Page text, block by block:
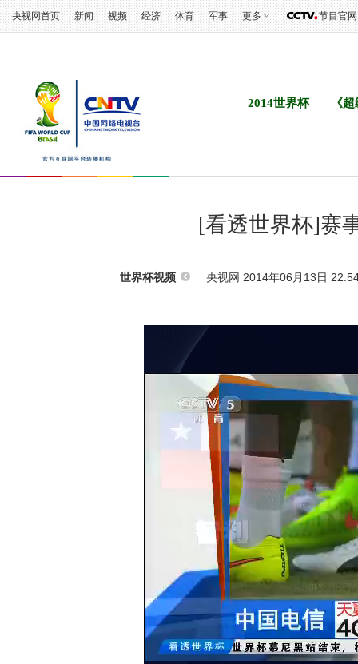
央视网首页 新闻 视频 经济 体育 军事 更多 节目官网
2014世界杯 《
[看透世界杯]赛
世界杯视频 央视网 2014年06月13日